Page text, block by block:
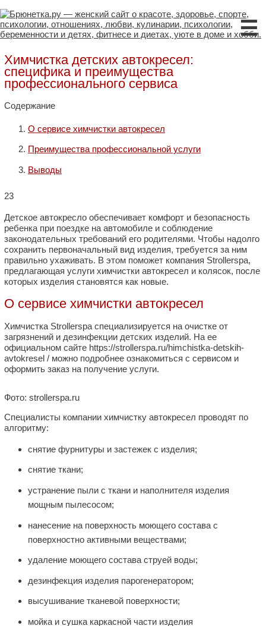
☰
Химчистка детских автокресел:
специфика и преимущества
профессионального сервиса
Содержание
О сервисе химчистки автокресел
Преимущества профессиональной услуги
Выводы
23
Детское автокресло обеспечивает комфорт и безопасность
ребенка при поездке на автомобиле и соблюдение
законодательных требований его родителями. Чтобы надолго
сохранить первоначальный вид изделия, требуется за ним
правильно ухаживать. В этом поможет компания Strollerspa,
предлагающая услуги химчистки автокресел и колясок, после
которых изделия становятся как новые.
О сервисе химчистки автокресел
Химчистка Strollerspa специализируется на очистке от
загрязнений и дезинфекции детских изделий. На ее
официальном сайте https://strollerspa.ru/himchistka-detskih-
avtokresel / можно подробнее ознакомиться с сервисом и
оформить заказ на получение услуги.
Фото: strollerspa.ru
Специалисты компании химчистку автокресел проводят по
алгоритму:
снятие фурнитуры и застежек с изделия;
снятие ткани;
устранение пыли с ткани и наполнителя изделия
мощным пылесосом;
нанесение на поверхность моющего состава с
поверхностно активными веществами;
удаление моющего состава струей воды;
дезинфекция изделия парогенератором;
высушивание тканевой поверхности;
мойка и сушка каркасной части изделия